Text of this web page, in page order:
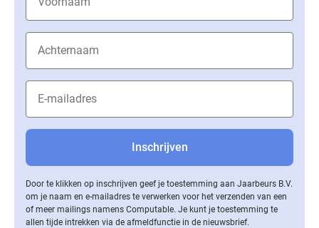
Door te klikken op inschrijven geef je toestemming aan Jaarbeurs B.V.
om je naam en e-mailadres te verwerken voor het verzenden van een
of meer mailings namens Computable. Je kunt je toestemming te
allen tijde intrekken via de af­meld­func­tie in de nieuwsbrief.